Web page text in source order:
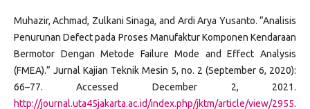
Muhazir, Achmad, Zulkani Sinaga, and Ardi Arya Yusanto. “Analisis
Penurunan Defect pada Proses Manufaktur Komponen Kendaraan
Bermotor Dengan Metode Failure Mode and Effect Analysis
(FMEA).” Jurnal Kajian Teknik Mesin 5, no. 2 (September 6, 2020):
66–77. Accessed December 2, 2021.
http://journal.uta45jakarta.ac.id/index.php/jktm/article/view/2955.